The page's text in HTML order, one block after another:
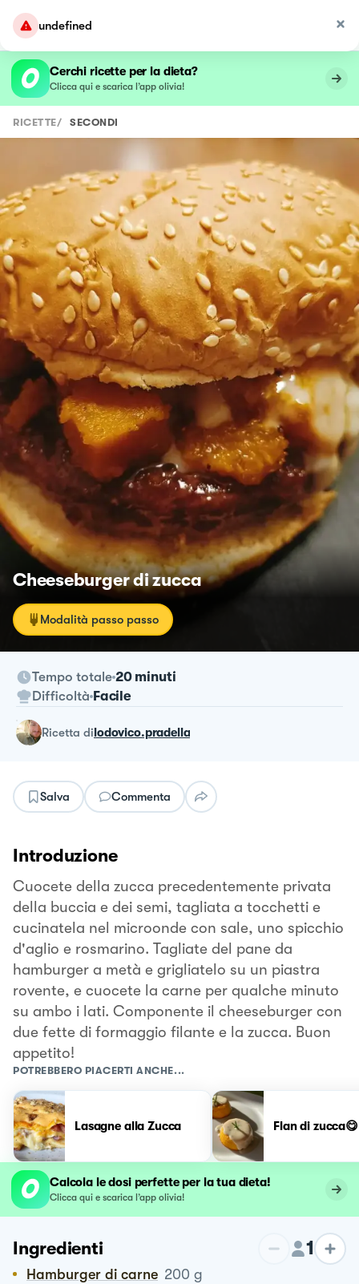
undefined
Cerchi ricette per la dieta?
Clicca qui e scarica l’app olivia!
RICETTE/ SECONDI
Cheeseburger di zucca
Modalità passo passo
Tempo totale 20 minuti
Difficoltà Facile
ricetta dilodovico.pradella
Salva Commenta
Introduzione
Cuocete della zucca precedentemente privata
della buccia e dei semi, tagliata a tocchetti e
cucinatela nel microonde con sale, uno spicchio
d'aglio e rosmarino. Tagliate del pane da
hamburger a metà e grigliatelo su un piastra
rovente, e cuocete la carne per qualche minuto
su ambo i lati. Componente il cheeseburger con
due fette di formaggio filante e la zucca. Buon
appetito!
POTREBBERO PIACERTI ANCHE...
Lasagne alla Zucca Flan di
Calcola le dosi perfette per la tua dieta!
Clicca qui e scarica l’app olivia!
Ingredienti 1
Hamburger di carne 200 g